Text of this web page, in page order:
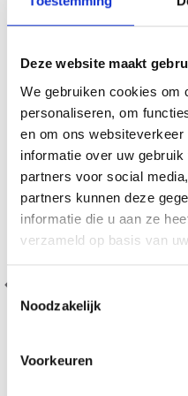
Deze website maakt
We gebruiken cookies om
personaliseren, om
en om ons
informatie over uw
partners voor social
partners kunnen deze
informatie die u aan ze
verzameld op basis van
Toestemmingsselectie
Noodzakelijk
Voorkeuren
VERGELIJKBAAR MET DIT
20% korting